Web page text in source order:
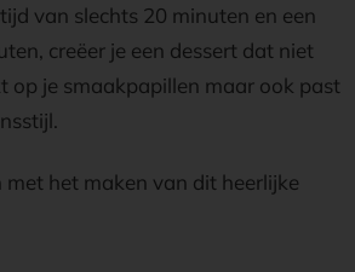
van slechts 20 minuten en een
creëer je een dessert dat niet
op je smaakpapillen maar ook past
het maken van dit heerlijke